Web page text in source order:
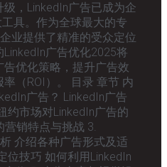
，LinkedIn广告已成为企
具。作为全球最大的专
业提供了精准的受众定位
广告优化2025将
优化策略，提升广告效
（ROI）。 目录 章节 内
广告？ LinkedIn广告
约市场对LinkedIn广告的
营销特点与挑战 3.
介绍各种广告形式及适
位技巧 如何利用LinkedIn